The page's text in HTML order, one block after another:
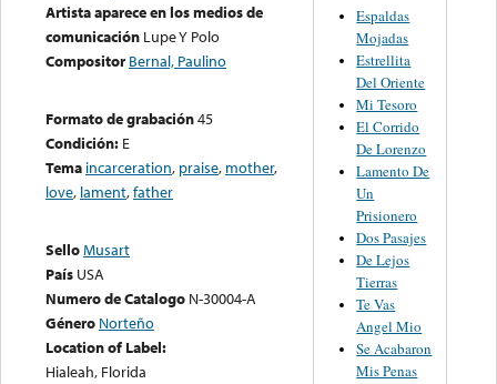
Artista aparece en los medios de
comunicación Lupe Y Polo
Compositor Bernal, Paulino
Formato de grabación45
Condición: E
Tema incarceration, praise, mother,
love, lament,father
SelloMusart
País USA
Numero de Catalogo N-30004-A
Género Norteño
Location of Label:
Hialeah, Florida
Espaldas
Mojadas
Estrellita
Del Oriente
Mi Tesoro
El Corrido
De Lorenzo
Lamento De
Un
Prisionero
Dos Pasajes
De Lejos
Tierras
Te Vas
Angel Mio
Se Acabaron
Mis Penas